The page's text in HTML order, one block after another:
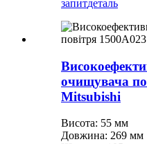
запитдеталь
очищувача
Mitsubishi
Висота: 55 мм
Довжина: 269 мм